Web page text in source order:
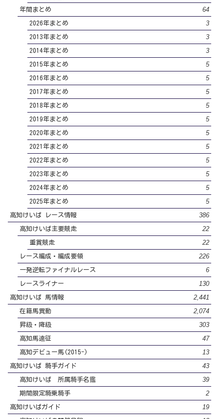
年間まとめ 64
2026年まとめ 3
2013年まとめ 3
2014年まとめ 3
2015年まとめ 5
2016年まとめ 5
2017年まとめ 5
2018年まとめ 5
2019年まとめ 5
2020年まとめ 5
2021年まとめ 5
2022年まとめ 5
2023年まとめ 5
2024年まとめ 5
2025年まとめ 5
高知けいば レース情報 386
高知けいば主要競走 22
重賞競走 22
レース編成・編成要領 226
一発逆転ファイナルレース 6
レースライナー 130
高知けいば 馬情報 2,441
在籍馬異動 2,074
昇級・降級 303
高知馬遠征 47
高知デビュー馬(2015-) 13
高知けいば 騎手ガイド 43
高知けいば 所属騎手名鑑 39
期間限定騎乗騎手 2
高知けいばガイド 19